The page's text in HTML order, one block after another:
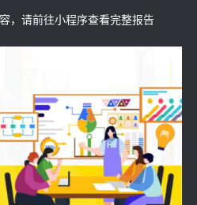
，请前往小程序查看完整报告